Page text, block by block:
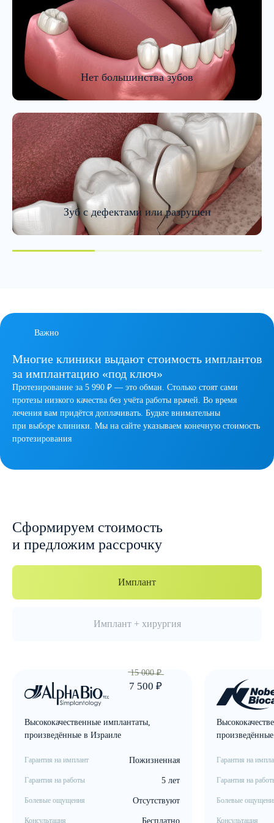
Нет большинства зубов
Зуб с дефектами или разрушен
Важно
Многие клиники выдают стоимость имплантов
за имплантацию «под ключ»
Протезирование за 5 990 ₽ — это обман. Столько стоят сами
протезы низкого качества без учёта работы врачей. Во время
лечения вам придётся доплачивать. Будьте внимательны
при выборе клиники. Мы на сайте указываем конечную стоимость
протезирования
Сформируем стоимость
и предложим рассрочку
Имплант
Имплант + хирургия
Высококачественные имплантаты,
произведённые в Израиле
Гарантия на имплант Пожизненная
Гарантия на работы 5 лет
Болевые ощущения Отсутствуют
Консультация Бесплатно
15 000 ₽
7 500 ₽
Гарантия на
Гарантия на
Болевые
Консультация